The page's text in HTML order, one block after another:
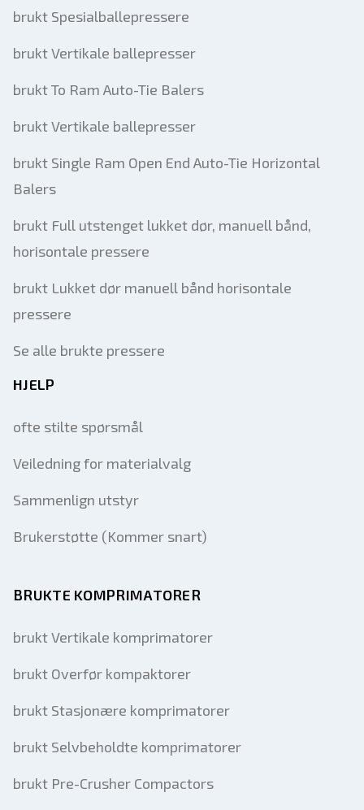
brukt Spesialballepressere
brukt Vertikale ballepresser
brukt To Ram Auto-Tie Balers
brukt Vertikale ballepresser
brukt Single Ram Open End Auto-Tie Horizontal
Balers
brukt Full utstenget lukket dør, manuell bånd,
horisontale pressere
brukt Lukket dør manuell bånd horisontale
pressere
Se alle brukte pressere
HJELP
ofte stilte spørsmål
Veiledning for materialvalg
Sammenlign utstyr
Brukerstøtte (Kommer snart)
BRUKTE KOMPRIMATORER
brukt Vertikale komprimatorer
brukt Overfør kompaktorer
brukt Stasjonære komprimatorer
brukt Selvbeholdte komprimatorer
brukt Pre-Crusher Compactors